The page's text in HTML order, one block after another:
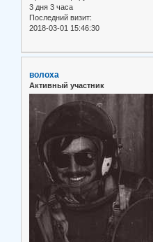
3 дня 3 часа
Последний визит:
2018-03-01 15:46:30
волоха
Активный участник